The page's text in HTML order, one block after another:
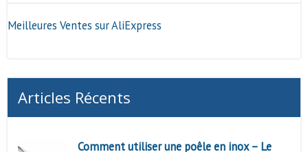
Meilleures Ventes sur AliExpress
Articles Récents
Comment utiliser une poêle en inox – Le